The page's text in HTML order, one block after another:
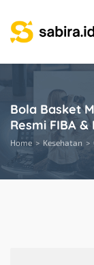
Bola Basket
Resmi FIBA &
Home Kesehatan